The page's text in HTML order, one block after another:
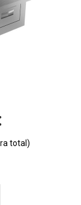
total)